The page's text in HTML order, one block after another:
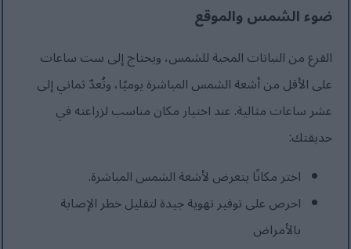
ضوء الشمس والموقع
القرع من النباتات المحبة للشمس، ويحتاج إلى ست ساعات
على الأقل من أشعة الشمس المباشرة يوميًا، وتُعدّ ثماني إلى
عشر ساعات مثالية. عند اختيار مكان مناسب لزراعته في
حديقتك:
اختر مكانًا يتعرض لأشعة الشمس المباشرة.
احرص على توفير تهوية جيدة لتقليل خطر الإصابة
بالأمراض